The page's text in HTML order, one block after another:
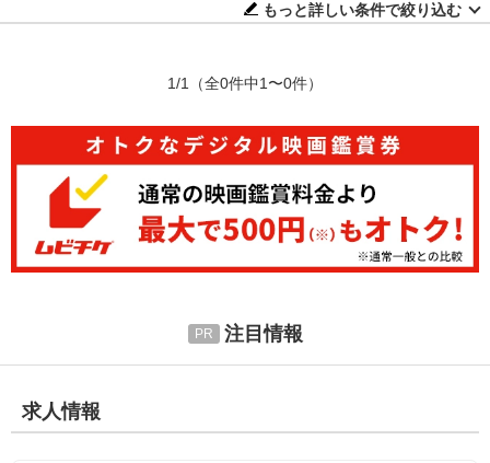
もっと詳しい条件で絞り込む
1/1 （全0件中1〜0件）
注目情報
求人情報